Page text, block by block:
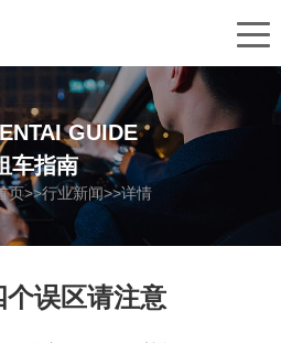
GUIDE
车指南
页>>行业新闻>>详情
个误区请注意